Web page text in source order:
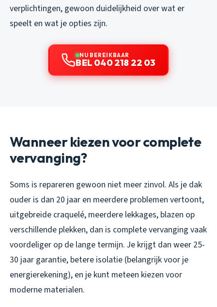
verplichtingen, gewoon duidelijkheid over wat er
speelt en wat je opties zijn.
NU BEREIKBAAR
BEL 040 218 22 03
Wanneer kiezen voor complete
vervanging?
Soms is repareren gewoon niet meer zinvol. Als je dak
ouder is dan 20 jaar en meerdere problemen vertoont,
uitgebreide craquelé, meerdere lekkages, blazen op
verschillende plekken, dan is complete vervanging vaak
voordeliger op de lange termijn. Je krijgt dan weer 25-
30 jaar garantie, betere isolatie (belangrijk voor je
energierekening), en je kunt meteen kiezen voor
moderne materialen.